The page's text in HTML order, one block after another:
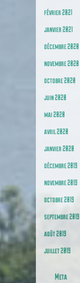
février 2021
janvier 2021
décembre 2020
novembre 2020
octobre 2020
juin 2020
mai 2020
avril 2020
janvier 2020
décembre 2019
novembre 2019
octobre 2019
septembre 2019
août 2019
juillet 2019
Meta